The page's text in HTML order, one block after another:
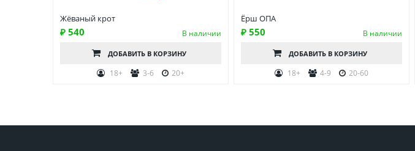
Жёваный крот
₽ 540 В наличии
ДОБАВИТЬ В КОРЗИНУ
18+ 3-6 20+
Ёрш ОПА
₽ 550 В наличии
ДОБАВИТЬ В КОРЗИНУ
18+ 4-9 20-60